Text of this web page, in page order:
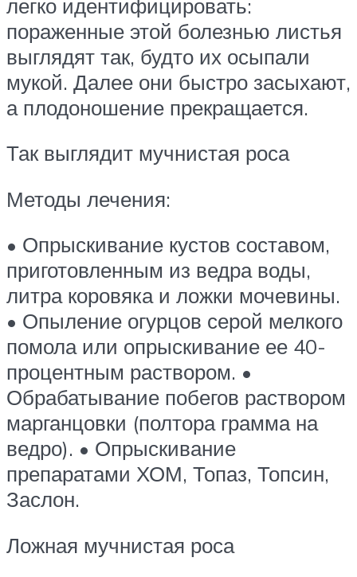
легко идентифицировать:
пораженные этой болезнью листья
выглядят так, будто их осыпали
мукой. Далее они быстро засыхают,
а плодоношение прекращается.
Так выглядит мучнистая роса
Методы лечения:
• Опрыскивание кустов составом,
приготовленным из ведра воды,
литра коровяка и ложки мочевины.
• Опыление огурцов серой мелкого
помола или опрыскивание ее 40-
процентным раствором. •
Обрабатывание побегов раствором
марганцовки (полтора грамма на
ведро). • Опрыскивание
препаратами ХОМ, Топаз, Топсин,
Заслон.
Ложная мучнистая роса